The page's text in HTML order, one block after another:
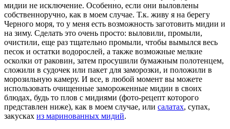
мидии не исключение. Особенно, если они выловлены
собственноручно, как в моем случае. Т.к. живу я на берегу
Черного моря, то у меня есть возможность заготовить мидии и
на зиму. Сделать это очень просто: выловили, промыли,
очистили, еще раз тщательно промыли, чтобы вымылся весь
песок и остатки водорослей, а также возможные мелкие
осколки от раковин, затем просушили бумажным полотенцем,
сложили в судочек или пакет для заморозки, и положили в
морозильную камеру. И все, в любой момент вы можете
использовать очищенные замороженные мидии в своих
блюдах, будь то плов с мидиями (фото-рецепт которого
представлен ниже), как в моем случае, или салатах, супах,
закусках из маринованных мидий.